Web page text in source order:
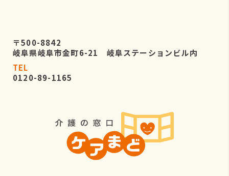
〒500-8842
岐阜県岐阜市金町6-21 岐阜ステーションビル内
TEL
0120-89-1165